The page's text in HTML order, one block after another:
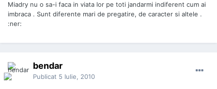
Miadry nu o sa-i faca in viata lor pe toti jandarmi indiferent cum ai
imbraca . Sunt diferente mari de pregatire, de caracter si altele .
:ner:
bendar
Publicat 5 Iulie, 2010